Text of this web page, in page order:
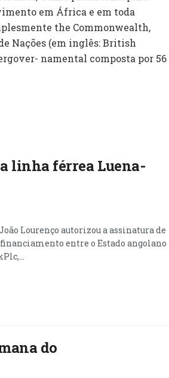
em África e em toda
the Commonwealth,
Nações (em inglês: British
namental composta por 56
linha férrea Luena-
Lourenço autorizou a assinatura de
entre o Estado angolano
do